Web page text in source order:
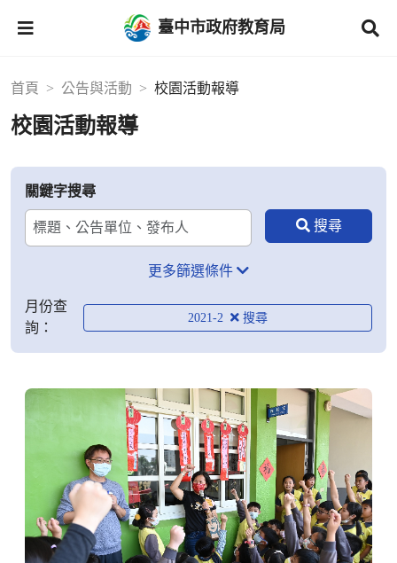
臺中市政府教育局
首頁 公告與活動 校園活動報導
校園活動報導
關鍵字搜尋
更多篩選條件
月份查
詢：
2021-2